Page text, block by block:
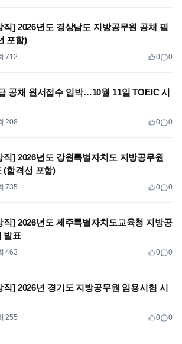
] 2026년도 경상남도 지방공무원 공채 필
포함)
712 0 0
공채 원서접수 임박…10월 11일 TOEIC 시
208 0 0
] 2026년도 강원특별자치도 지방공무원
(합격선 포함)
735 0 0
직] 2026년도 제주특별자치도교육청 지방공
발표
463 0 0
] 2026년 경기도 지방공무원 임용시험 시
255 0 0